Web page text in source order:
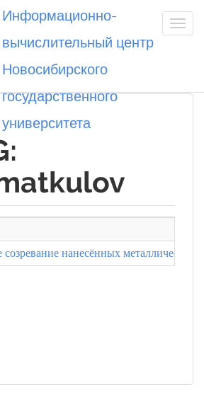
Информационно-
вычислительный центр
Новосибирского
государственного
университета
созревание нанесённых